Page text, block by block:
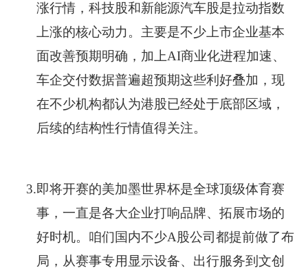
涨行情，科技股和新能源汽车股是拉动指数
上涨的核心动力。主要是不少上市企业基本
面改善预期明确，加上AI商业化进程加速、
车企交付数据普遍超预期这些利好叠加，现
在不少机构都认为港股已经处于底部区域，
后续的结构性行情值得关注。
3.即将开赛的美加墨世界杯是全球顶级体育赛
事，一直是各大企业打响品牌、拓展市场的
好时机。咱们国内不少A股公司都提前做了布
局，从赛事专用显示设备、出行服务到文创